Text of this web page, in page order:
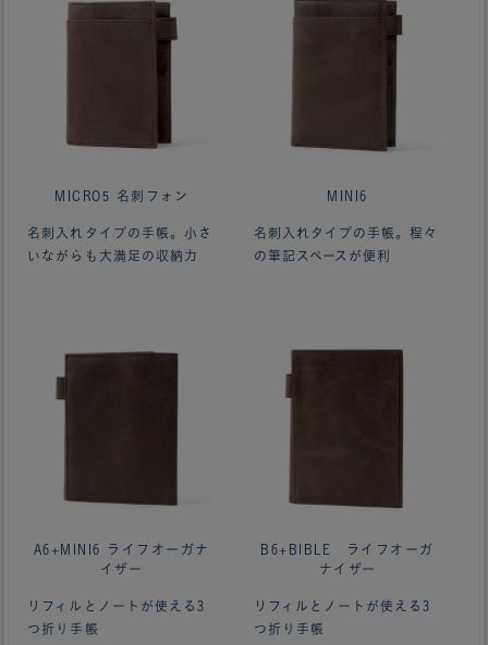
MICRO5 名刺フォン
名刺入れタイプの手帳。小さ
いながらも大満足の収納力
MINI6
名刺入れタイプの手帳。程々
の筆記スペースが便利
A6+MINI6 ライフオーガナ
イザー
リフィルとノートが使える3
つ折り手帳
B6+BIBLE ライフオーガ
ナイザー
リフィルとノートが使える3
つ折り手帳